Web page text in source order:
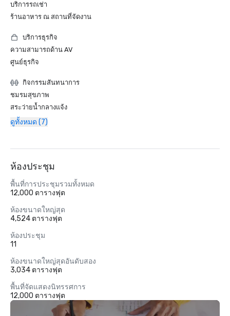
บริการรถเช่า
ร้านอาหาร ณ สถานที่จัดงาน
บริการธุรกิจ
ความสามารถด้าน AV
ศูนย์ธุรกิจ
กิจกรรมสันทนาการ
ชมรมสุขภาพ
สระว่ายน้ำกลางแจ้ง
ดูทั้งหมด (7)
ห้องประชุม
พื้นที่การประชุมรวมทั้งหมด
12,000 ตารางฟุต
ห้องขนาดใหญ่สุด
4,524 ตารางฟุต
ห้องประชุม
11
ห้องขนาดใหญ่สุดอันดับสอง
3,034 ตารางฟุต
พื้นที่จัดแสดงนิทรรศการ
12,000 ตารางฟุต